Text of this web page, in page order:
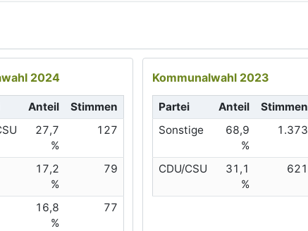
2024
Anteil
Stimmen
27,7
%
127
17,2
%
79
16,8
%
77
Kommunalwahl 2023
Partei Anteil
Stimmen
Sonstige
68,9
%
1.373
CDU/CSU
31,1
%
621